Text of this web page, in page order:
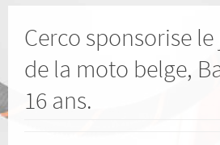
Cerco sponsorise
de la moto belge,
16 ans.